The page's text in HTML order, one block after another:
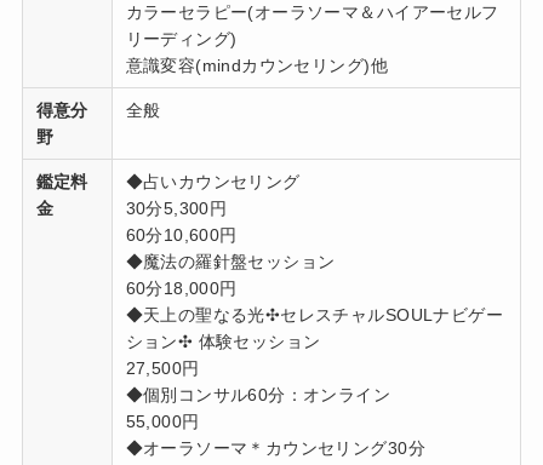
カラーセラピー(オーラソーマ＆ハイアーセルフ
リーディング)
意識変容(mindカウンセリング)他
得意分
野
全般
鑑定料
金
◆占いカウンセリング
30分5,300円
60分10,600円
◆魔法の羅針盤セッション
60分18,000円
◆天上の聖なる光✣セレスチャルSOULナビゲー
ション✣ 体験セッション
27,500円
◆個別コンサル60分：オンライン
55,000円
◆オーラソーマ＊カウンセリング30分